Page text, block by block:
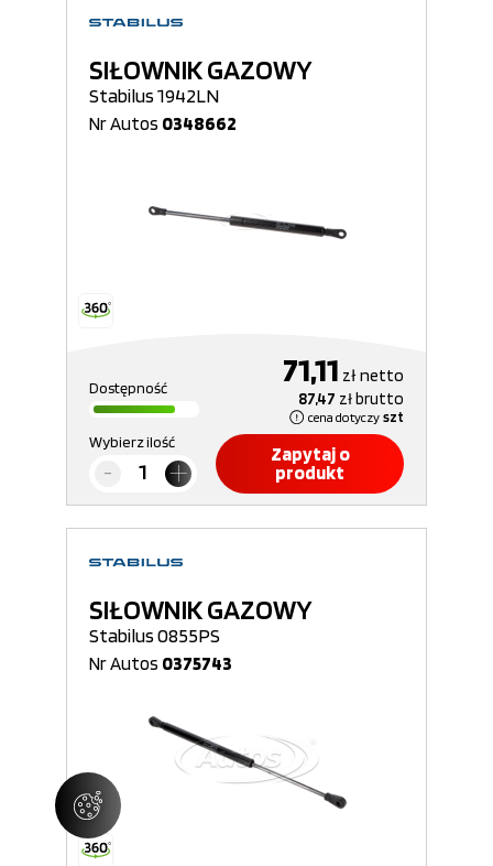
SIŁOWNIK GAZOWY
Stabilus 1942LN
Nr Autos 0348662
Dostępność 71,11 złnetto
87,47 złbrutto
cena dotyczy szt
Wybierz ilość
Zapytaj o
produkt
SIŁOWNIK GAZOWY
Stabilus 0855PS
Nr Autos 0375743